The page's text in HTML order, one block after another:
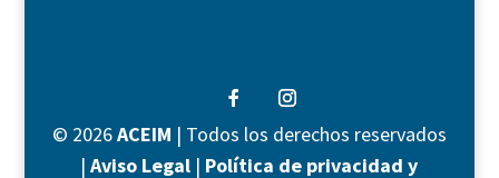
© 2026ACEIM | Todos los derechos reservados
|Aviso Legal | Política de privacidad y